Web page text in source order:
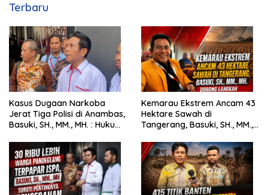
Terbaru
Kasus Dugaan Narkoba
Jerat Tiga Polisi di Anambas,
Basuki, SH., MM., MH. : Hukum
Kemarau Ekstrem Ancam 43
Hektare Sawah di
Tangerang, Basuki, SH., MM.,
Pemerintah